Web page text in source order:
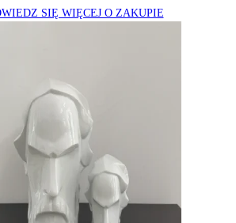
SIĘ WIĘCEJ O ZAKUPIE